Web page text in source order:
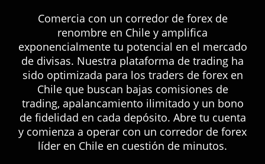
Comercia con un corredor de forex de
renombre en Chile y amplifica
exponencialmente tu potencial en el mercado
de divisas. Nuestra plataforma de trading ha
sido optimizada para los traders de forex en
Chile que buscan bajas comisiones de
trading, apalancamiento ilimitado y un bono
de fidelidad en cada depósito. Abre tu cuenta
y comienza a operar con un corredor de forex
líder en Chile en cuestión de minutos.